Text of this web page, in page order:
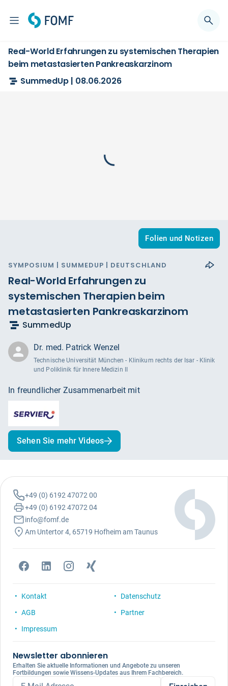
Real-World Erfahrungen zu systemischen Therapien
beim metastasierten Pankreaskarzinom
SummedUp | 08.06.2026
Folien und Notizen
SYMPOSIUM | SUMMEDUP | DEUTSCHLAND
Real-World Erfahrungen zu
systemischen Therapien beim
metastasierten Pankreaskarzinom
SummedUp
Dr. med. Patrick Wenzel
Technische Universität München - Klinikum rechts der Isar - Klinik
und Poliklinik für Innere Medizin II
In freundlicher Zusammenarbeit mit
Sehen Sie mehr Videos
+49 (0) 6192 47072 00
+49 (0) 6192 47072 04
info@fomf.de
Am Untertor 4, 65719 Hofheim am Taunus
Kontakt
AGB
Impressum
Datenschutz
Partner
Newsletter abonnieren
Erhalten Sie aktuelle Informationen und Angebote zu unseren
Fortbildungen sowie Wissens-Updates aus Ihrem Fachbereich.